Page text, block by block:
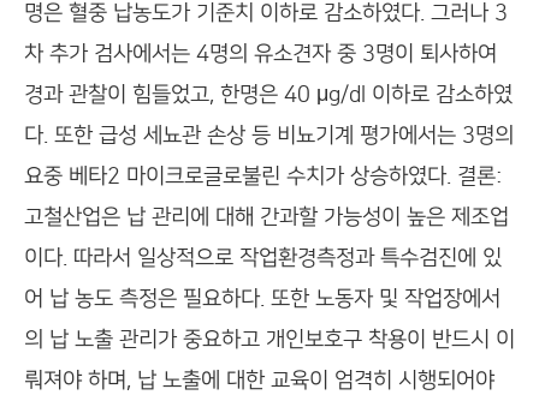
명은 혈중 납농도가 기준치 이하로 감소하였다. 그러나 3
차 추가 검사에서는 4명의 유소견자 중 3명이 퇴사하여
경과 관찰이 힘들었고, 한명은 40 μg/dl 이하로 감소하였
다. 또한 급성 세뇨관 손상 등 비뇨기계 평가에서는 3명의
요중 베타2 마이크로글로불린 수치가 상승하였다. 결론:
고철산업은 납 관리에 대해 간과할 가능성이 높은 제조업
이다. 따라서 일상적으로 작업환경측정과 특수검진에 있
어 납 농도 측정은 필요하다. 또한 노동자 및 작업장에서
의 납 노출 관리가 중요하고 개인보호구 착용이 반드시 이
뤄져야 하며, 납 노출에 대한 교육이 엄격히 시행되어야